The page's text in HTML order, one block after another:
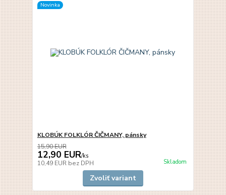
Novinka
KLOBÚK FOLKLÓR ČIČMANY, pánsky
15,90 EUR
12,90 EUR/ks
10,49 EUR bez DPH Skladom
Zvoliť variant